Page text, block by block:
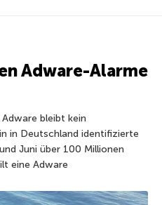
Adware-Alarme
bleibt kein
in Deutschland identifizierte
Juni über 100 Millionen
eine Adware